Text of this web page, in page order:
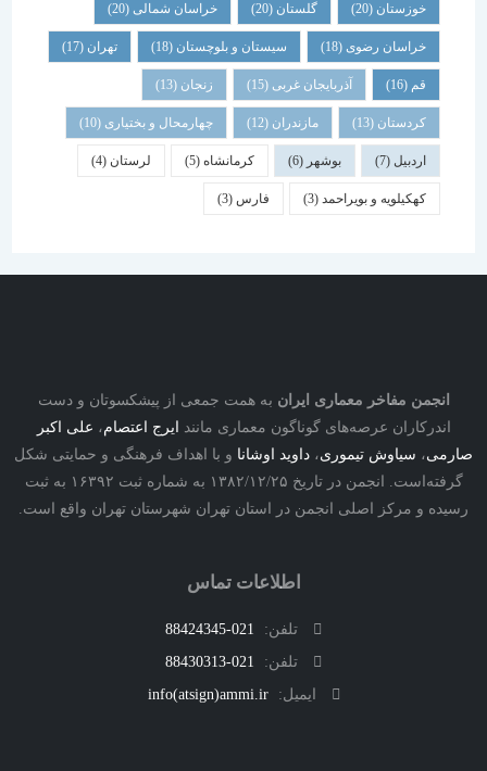
خوزستان(20) گلستان (20) خراسان شمالی(20)
خراسان رضوی(18) سیستان و بلوچستان(18) تهران
آذربایجان غربی(15) زنجان
کردستان(13) مازندران(12) چهارمحال و بختیاری (10)
بوشهر کرمانشاه(5) لرستان (4)
کهکیلویه و بویراحمد(3) فارس
مفاخر معماری ایرانبه همت جمعی از پیشکسوتان و دست
عرصه‌های گوناگون معماری مانندایرج اعتصام،علی اکبر
،سیاوش تیموری،داوید اوشاناو با اهداف فرهنگی و حمایتی شکل
گرفته‌است. انجمن در تاریخ ۱۳۸۲/۱۲/۲۵ به شماره ثبت ۱۶۳۹۲ به ثبت
و مرکز اصلی انجمن در استان تهران شهرستان تهران واقع است.
اطلاعات تماس
تلفن:
021-88424345
تلفن:
021-88430313
ایمیل:
info(atsign)ammi.ir